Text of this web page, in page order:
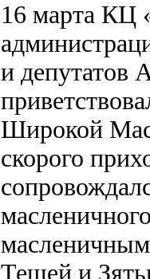
16 марта КЦ
и депутатов
Широкой
скорого
Тещей и